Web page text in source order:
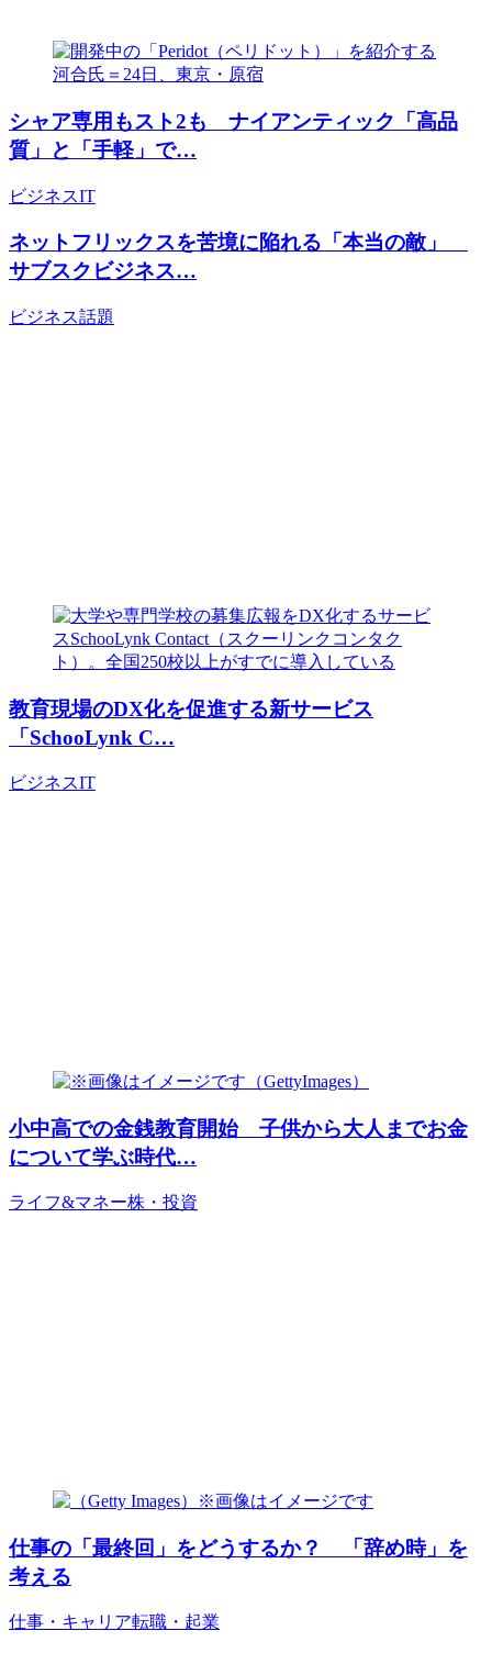
シャア専用もスト2も ナイアンティック「高品
質」と「手軽」で…
ビジネスIT
ネットフリックスを苦境に陥れる「本当の敵」
サブスクビジネス…
ビジネス話題
教育現場のDX化を促進する新サービス
「SchooLynk C…
ビジネスIT
小中高での金銭教育開始 子供から大人までお金
について学ぶ時代…
ライフ&マネー株・投資
仕事の「最終回」をどうするか？ 「辞め時」を
考える
仕事・キャリア転職・起業